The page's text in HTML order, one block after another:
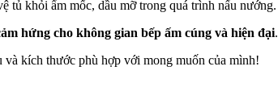
tủ khỏi ẩm mốc, dầu mỡ trong quá trình nấu nướng.
hứng cho không gian bếp ấm cúng và hiện đại.
kích thước phù hợp với mong muốn của mình!